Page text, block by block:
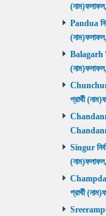
Pandua
Balagarh
Chunchura
প্রার্থী
Singur
প্রার্থী